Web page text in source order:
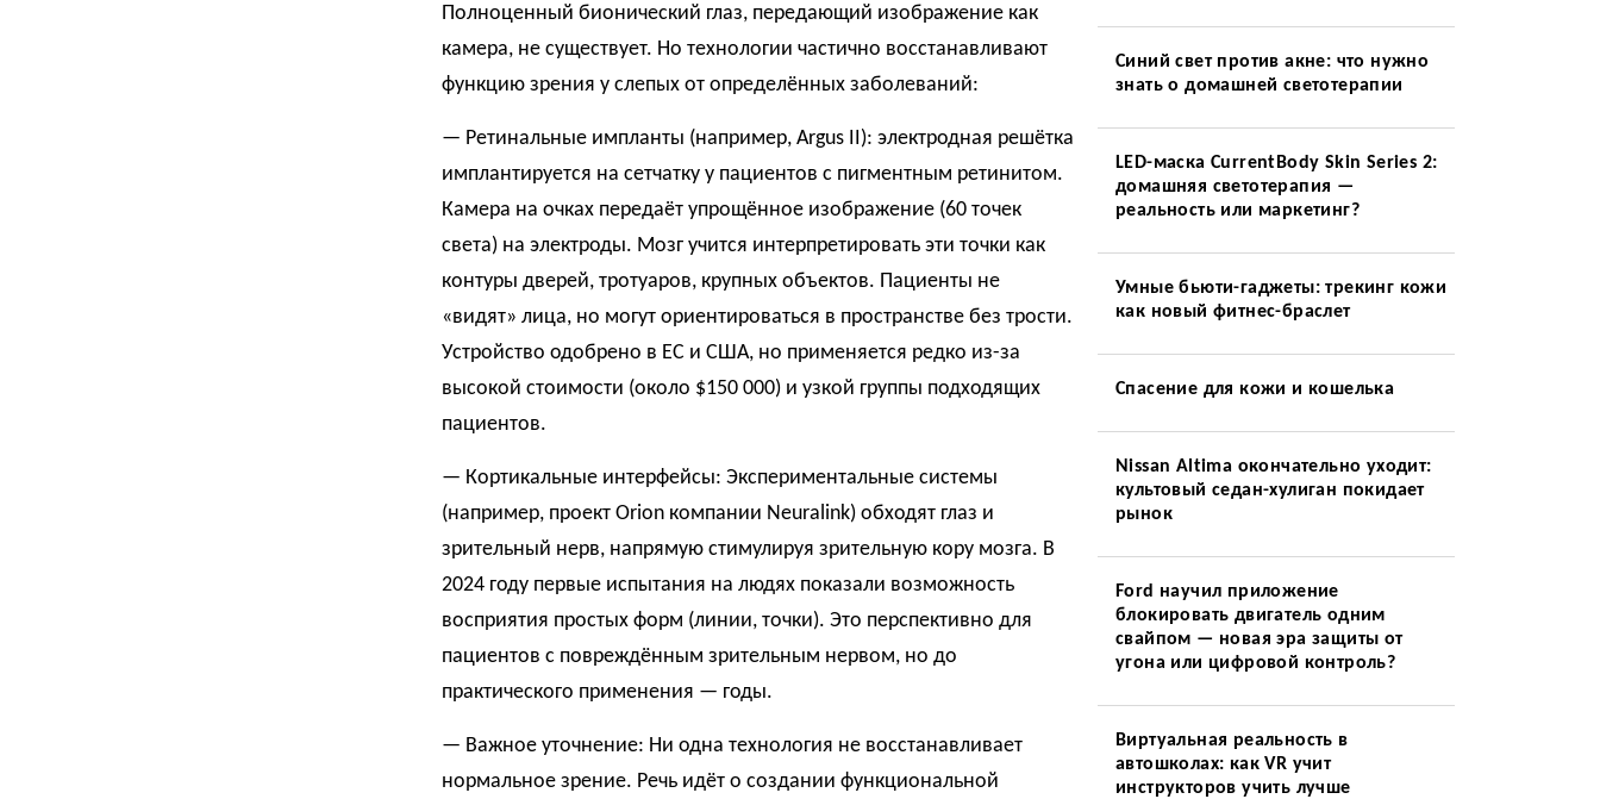
Полноценный бионический глаз, передающий изображение как
камера, не существует. Но технологии частично восстанавливают
функцию зрения у слепых от определённых заболеваний:
— Ретинальные импланты (например, Argus II): электродная решётка
имплантируется на сетчатку у пациентов с пигментным ретинитом.
Камера на очках передаёт упрощённое изображение (60 точек
света) на электроды. Мозг учится интерпретировать эти точки как
контуры дверей, тротуаров, крупных объектов. Пациенты не
«видят» лица, но могут ориентироваться в пространстве без трости.
Устройство одобрено в ЕС и США, но применяется редко из-за
высокой стоимости (около $150 000) и узкой группы подходящих
пациентов.
— Кортикальные интерфейсы: Экспериментальные системы
(например, проект Orion компании Neuralink) обходят глаз и
зрительный нерв, напрямую стимулируя зрительную кору мозга. В
2024 году первые испытания на людях показали возможность
восприятия простых форм (линии, точки). Это перспективно для
пациентов с повреждённым зрительным нервом, но до
практического применения — годы.
— Важное уточнение: Ни одна технология не восстанавливает
нормальное зрение. Речь идёт о создании функциональной
Синий свет против акне: что нужно
знать о домашней светотерапии
LED-маска CurrentBody Skin Series 2:
домашняя светотерапия —
реальность или маркетинг?
Умные бьюти-гаджеты: трекинг кожи
как новый фитнес-браслет
Спасение для кожи и кошелька
Nissan Altima окончательно уходит:
культовый седан-хулиган покидает
рынок
Ford научил приложение
блокировать двигатель одним
свайпом — новая эра защиты от
угона или цифровой контроль?
Виртуальная реальность в
автошколах: как VR учит
инструкторов учить лучше